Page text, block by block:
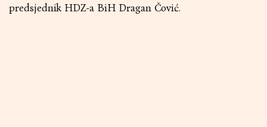
predsjednik HDZ-a BiH Dragan Čović.